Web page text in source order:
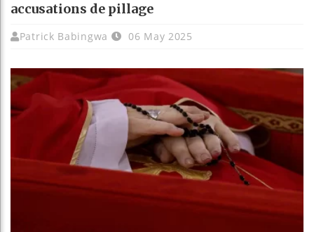
accusations de pillage
Patrick Babingwa 06 May 2025